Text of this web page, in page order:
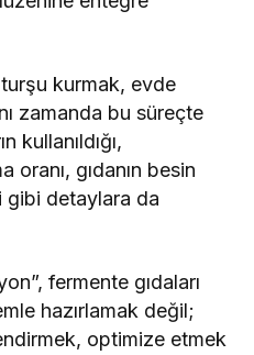
kurmak, evde
zamanda bu süreçte
kullanıldığı,
oranı, gıdanın besin
gibi detaylara da
fermente gıdaları
hazırlamak değil;
optimize etmek